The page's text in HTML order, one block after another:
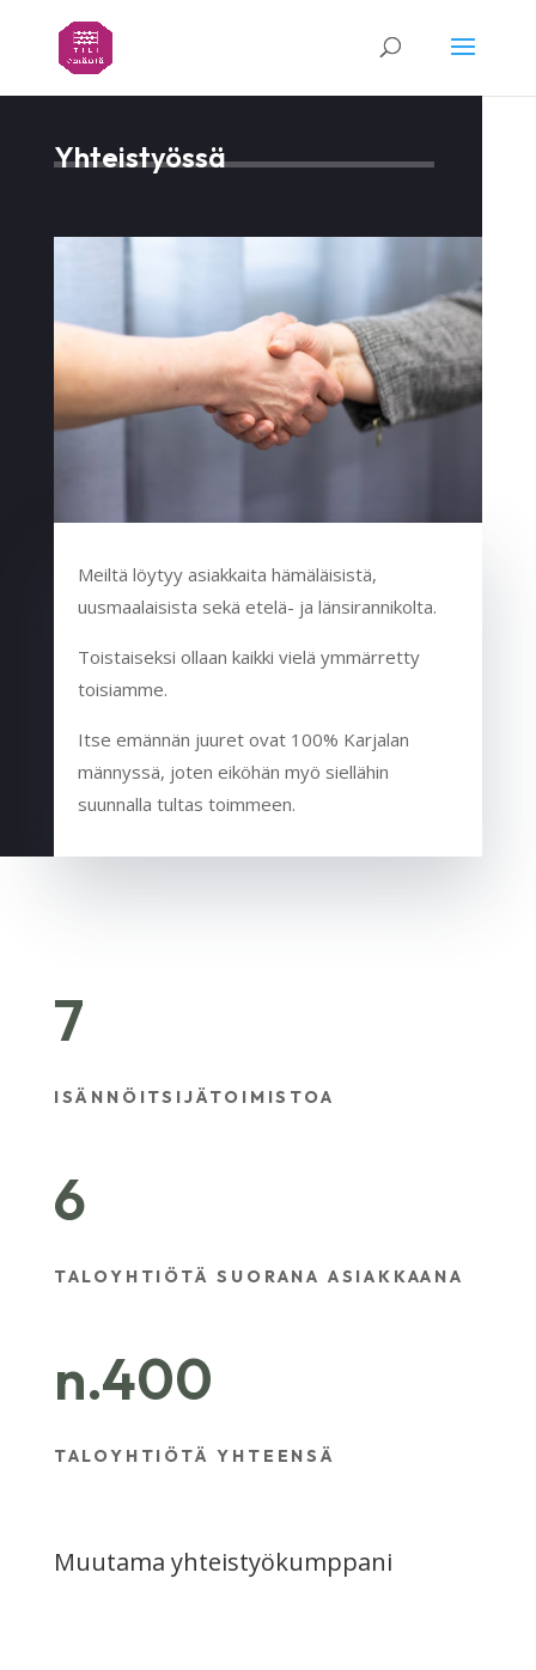
Yhteistyössä
Meiltä löytyy asiakkaita hämäläisistä,
uusmaalaisista sekä etelä- ja länsirannikolta.
Toistaiseksi ollaan kaikki vielä ymmärretty
toisiamme.
Itse emännän juuret ovat 100% Karjalan
männyssä, joten eiköhän myö siellähin
suunnalla tultas toimmeen.
7
ISÄNNÖITSIJÄTOIMISTOA
6
TALOYHTIÖTÄ SUORANA ASIAKKAANA
n.400
TALOYHTIÖTÄ YHTEENSÄ
Muutama yhteistyökumppani